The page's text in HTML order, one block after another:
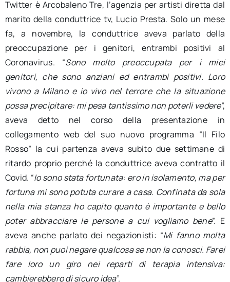
Twitter è Arcobaleno Tre, l’agenzia per artisti diretta dal
marito della conduttrice tv, Lucio Presta. Solo un mese
fa, a novembre, la conduttrice aveva parlato della
preoccupazione per i genitori, entrambi positivi al
Coronavirus. “Sono molto preoccupata per i miei
genitori, che sono anziani ed entrambi positivi. Loro
vivono a Milano e io vivo nel terrore che la situazione
possa precipitare: mi pesa tantissimo non poterli vedere”,
aveva detto nel corso della presentazione in
collegamento web del suo nuovo programma “Il Filo
Rosso” la cui partenza aveva subito due settimane di
ritardo proprio perché la conduttrice aveva contratto il
Covid. “Io sono stata fortunata: ero in isolamento, ma per
fortuna mi sono potuta curare a casa. Confinata da sola
nella mia stanza ho capito quanto è importante e bello
poter abbracciare le persone a cui vogliamo bene”. E
aveva anche parlato dei negazionisti: “Mi fanno molta
rabbia, non puoi negare qualcosa se non la conosci. Farei
fare loro un giro nei reparti di terapia intensiva:
cambierebbero di sicuro idea”.